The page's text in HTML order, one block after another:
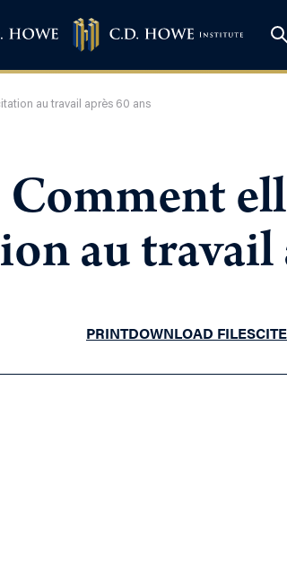
au travail après 60 ans
au travail
PRINTDOWNLOAD FILESCITE